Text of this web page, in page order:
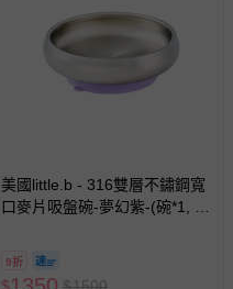
美國little.b - 316雙層不鏽鋼寬
口麥片吸盤碗-夢幻紫-(碗*1, 吸
9折